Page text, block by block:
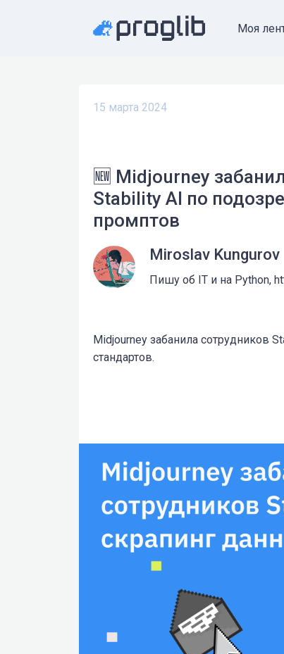
Моя
15 марта 2024
🆕 Midjourney
Stability AI по
промптов
Miroslav Kungurov
Пишу об IT и на Python,
Midjourney забанила сотрудников
стандартов.